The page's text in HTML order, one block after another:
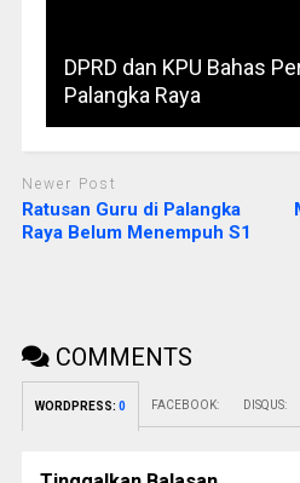
DPRD dan KPU Bahas
Palangka Raya
Newer Post
Ratusan Guru di Palangka
Raya Belum Menempuh S1
COMMENTS
WORDPRESS: 0 FACEBOOK: DISQUS: